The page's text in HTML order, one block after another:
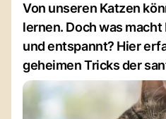
Von unseren Katzen
lernen. Doch was
und entspannt? Hier
geheimen Tricks der